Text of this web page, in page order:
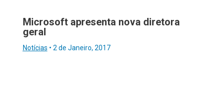
Microsoft apresenta nova diretora
geral
Notícias • 2 de Janeiro, 2017